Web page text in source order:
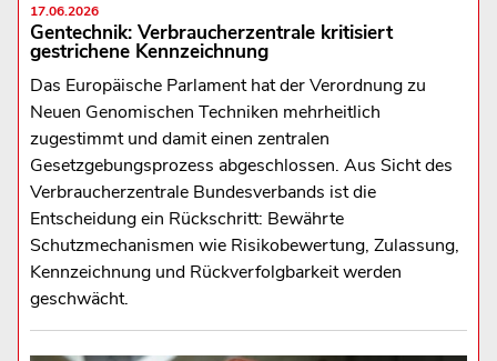
17.06.2026
Gentechnik: Verbraucherzentrale kritisiert
gestrichene Kennzeichnung
Das Europäische Parlament hat der Verordnung zu
Neuen Genomischen Techniken mehrheitlich
zugestimmt und damit einen zentralen
Gesetzgebungsprozess abgeschlossen. Aus Sicht des
Verbraucherzentrale Bundesverbands ist die
Entscheidung ein Rückschritt: Bewährte
Schutzmechanismen wie Risikobewertung, Zulassung,
Kennzeichnung und Rückverfolgbarkeit werden
geschwächt.